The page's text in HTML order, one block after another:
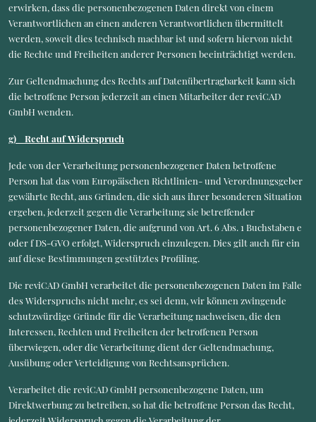
erwirken, dass die personenbezogenen Daten direkt von einem
Verantwortlichen an einen anderen Verantwortlichen übermittelt
werden, soweit dies technisch machbar ist und sofern hiervon nicht
die Rechte und Freiheiten anderer Personen beeinträchtigt werden.
Zur Geltendmachung des Rechts auf Datenübertragbarkeit kann sich
die betroffene Person jederzeit an einen Mitarbeiter der reviCAD
GmbH wenden.
g) Recht auf Widerspruch
Jede von der Verarbeitung personenbezogener Daten betroffene
Person hat das vom Europäischen Richtlinien- und Verordnungsgeber
gewährte Recht, aus Gründen, die sich aus ihrer besonderen Situation
ergeben, jederzeit gegen die Verarbeitung sie betreffender
personenbezogener Daten, die aufgrund von Art. 6 Abs. 1 Buchstaben e
oder f DS-GVO erfolgt, Widerspruch einzulegen. Dies gilt auch für ein
auf diese Bestimmungen gestütztes Profiling.
Die reviCAD GmbH verarbeitet die personenbezogenen Daten im Falle
des Widerspruchs nicht mehr, es sei denn, wir können zwingende
schutzwürdige Gründe für die Verarbeitung nachweisen, die den
Interessen, Rechten und Freiheiten der betroffenen Person
überwiegen, oder die Verarbeitung dient der Geltendmachung,
Ausübung oder Verteidigung von Rechtsansprüchen.
Verarbeitet die reviCAD GmbH personenbezogene Daten, um
Direktwerbung zu betreiben, so hat die betroffene Person das Recht,